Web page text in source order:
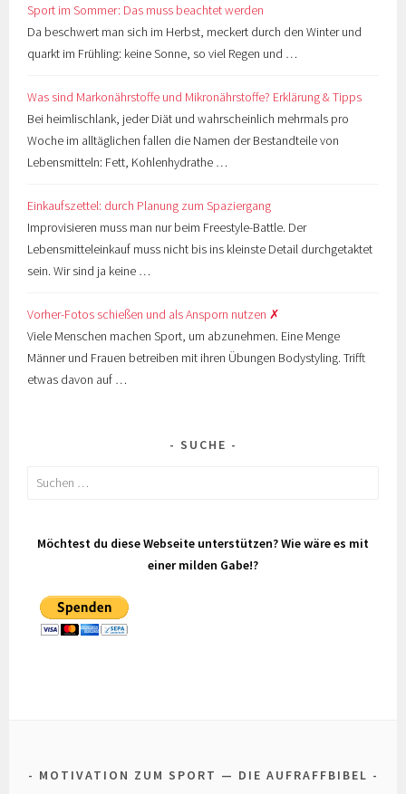
Sport im Sommer: Das muss beachtet werden
Da beschwert man sich im Herbst, meckert durch den Winter und
quarkt im Frühling: keine Sonne, so viel Regen und …
Was sind Markonährstoffe und Mikronährstoffe? Erklärung & Tipps
Bei heimlischlank, jeder Diät und wahrscheinlich mehrmals pro
Woche im alltäglichen fallen die Namen der Bestandteile von
Lebensmitteln: Fett, Kohlenhydrathe …
Einkaufszettel: durch Planung zum Spaziergang
Improvisieren muss man nur beim Freestyle-Battle. Der
Lebensmitteleinkauf muss nicht bis ins kleinste Detail durchgetaktet
sein. Wir sind ja keine …
Vorher-Fotos schießen und als Ansporn nutzen ✗
Viele Menschen machen Sport, um abzunehmen. Eine Menge
Männer und Frauen betreiben mit ihren Übungen Bodystyling. Trifft
etwas davon auf …
SUCHE
Suchen
Möchtest du diese Webseite unterstützen? Wie wäre es mit
einer milden Gabe!?
MOTIVATION ZUM SPORT — DIE AUFRAFFBIBEL